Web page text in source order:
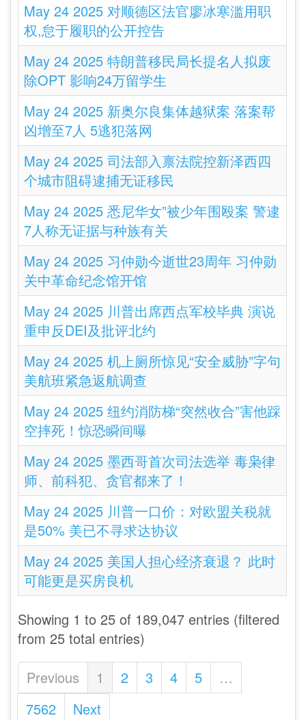
May 24 2025 对顺德区法官廖冰寒滥用职
权,怠于履职的公开控告
May 24 2025 特朗普移民局长提名人拟废
除OPT 影响24万留学生
May 24 2025 新奥尔良集体越狱案 落案帮
凶增至7人 5逃犯落网
May 24 2025 司法部入禀法院控新泽西四
个城市阻碍逮捕无证移民
May 24 2025 悉尼华女”被少年围殴案 警逮
7人称无证据与种族有关
May 24 2025 习仲勋今逝世23周年 习仲勋
关中革命纪念馆开馆
May 24 2025 川普出席西点军校毕典 演说
重申反DEI及批评北约
May 24 2025 机上厕所惊见“安全威胁”字句
美航班紧急返航调查
May 24 2025 纽约消防梯“突然收合”害他踩
空摔死！惊恐瞬间曝
May 24 2025 墨西哥首次司法选举 毒枭律
师、前科犯、贪官都来了！
May 24 2025 川普一口价：对欧盟关税就
是50% 美已不寻求达协议
May 24 2025 美国人担心经济衰退？ 此时
可能更是买房良机
Showing 1 to 25 of 189,047 entries (filtered
from 25 total entries)
Previous
1 2 3 4 5
…
7562
Next